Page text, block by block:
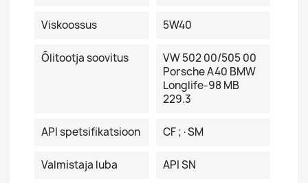
Viskoossus 5W40
Õlitootja soovitus
VW 502 00/505 00
Porsche A40 BMW
Longlife-98 MB
229.3
API spetsifikatsioon CF ;·SM
Valmistaja luba API SN